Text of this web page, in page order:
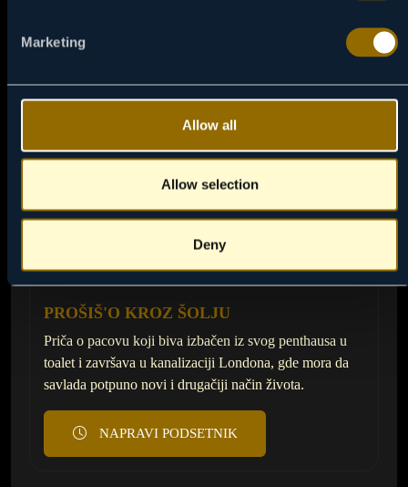
Marketing
Allow all
Allow selection
Deny
06:00 06 / 08
PROŠIŠ'O KROZ ŠOLJU
Priča o pacovu koji biva izbačen iz svog penthausa u
toalet i završava u kanalizaciji Londona, gde mora da
savlada potpuno novi i drugačiji način života.
NAPRAVI PODSETNIK